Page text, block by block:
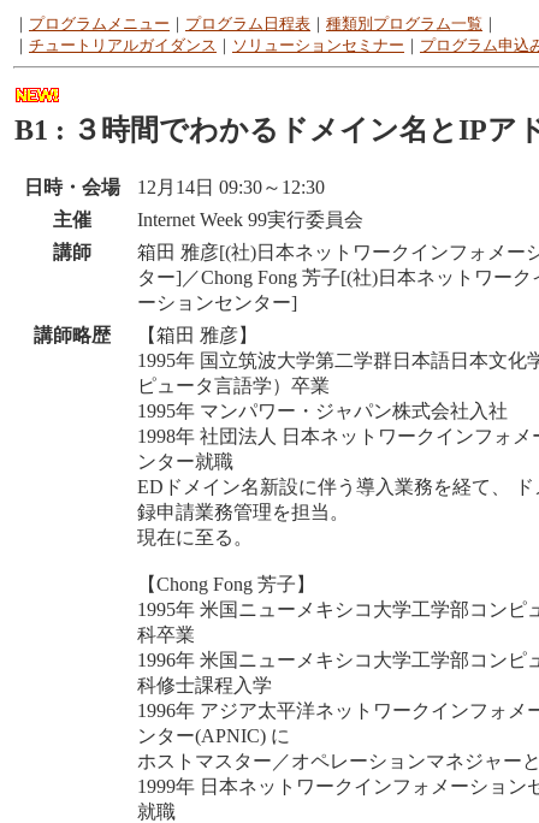
｜ プログラムメニュー ｜ プログラム日程表 ｜ 種類別プログラム一覧 ｜
｜ チュートリアルガイダンス ｜ ソリューションセミナー ｜ プログラム申込
B1 : ３時間でわかるドメイン名とIPア
日時・会場
12月14日 09:30～12:30
主催
Internet Week 99実行委員会
講師
箱田 雅彦[(社)日本ネットワークインフォメー
ター]／Chong Fong 芳子[(社)日本ネットワー
ーションセンター]
講師略歴
【箱田 雅彦】
1995年 国立筑波大学第二学群日本語日本文化
ピュータ言語学）卒業
1995年 マンパワー・ジャパン株式会社入社
1998年 社団法人 日本ネットワークインフォメ
ンター就職
EDドメイン名新設に伴う導入業務を経て、
録申請業務管理を担当。
現在に至る。
【Chong Fong 芳子】
1995年 米国ニューメキシコ大学工学部コンピ
科卒業
1996年 米国ニューメキシコ大学工学部コンピ
科修士課程入学
1996年 アジア太平洋ネットワークインフォメ
ンター(APNIC) に
ホストマスター／オペレーションマネジャー
1999年 日本ネットワークインフォメーション
就職